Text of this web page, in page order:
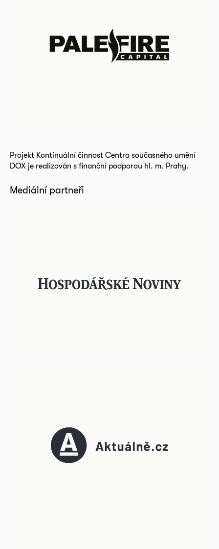
Projekt Kontinuální činnost Centra současného umění
DOX je realizován s finanční podporou hl. m. Prahy.
Mediální partneři